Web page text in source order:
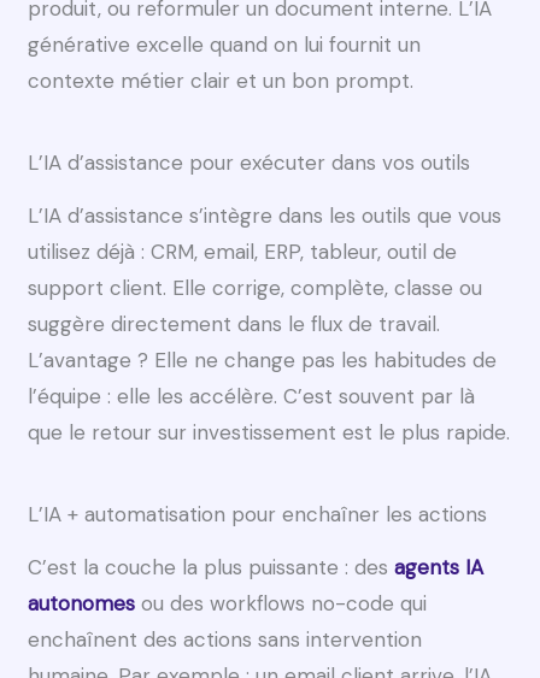
produit, ou reformuler un document interne. L’IA
générative excelle quand on lui fournit un
contexte métier clair et un bon prompt.
L’IA d’assistance pour exécuter dans vos outils
L’IA d’assistance s’intègre dans les outils que vous
utilisez déjà : CRM, email, ERP, tableur, outil de
support client. Elle corrige, complète, classe ou
suggère directement dans le flux de travail.
L’avantage ? Elle ne change pas les habitudes de
l’équipe : elle les accélère. C’est souvent par là
que le retour sur investissement est le plus rapide.
L’IA + automatisation pour enchaîner les actions
C’est la couche la plus puissante : desagents IA
autonomes ou des workflows no-code qui
enchaînent des actions sans intervention